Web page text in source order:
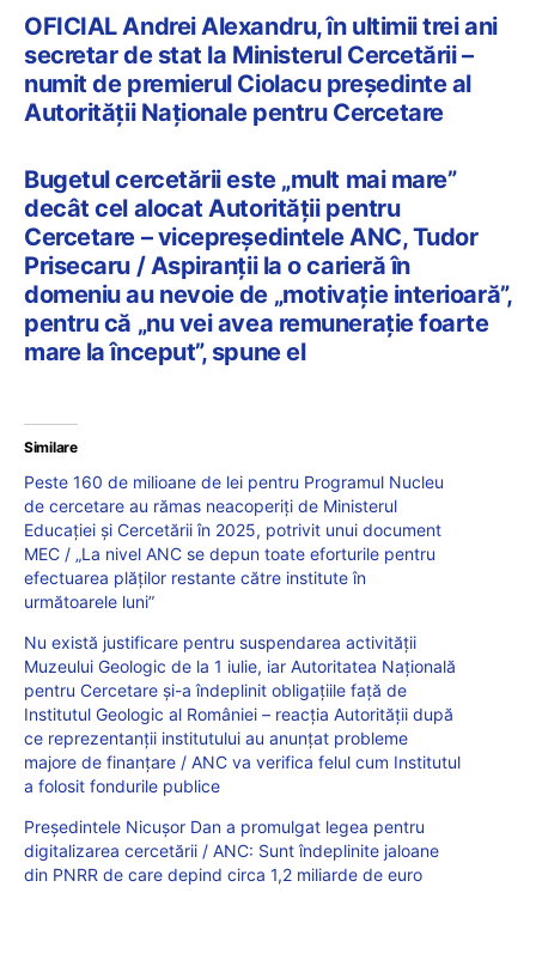
OFICIAL Andrei Alexandru, în ultimii trei ani
secretar de stat la Ministerul Cercetării –
numit de premierul Ciolacu președinte al
Autorității Naționale pentru Cercetare
Bugetul cercetării este „mult mai mare”
decât cel alocat Autorității pentru
Cercetare – vicepreședintele ANC, Tudor
Prisecaru / Aspiranții la o carieră în
domeniu au nevoie de „motivație interioară”,
pentru că „nu vei avea remunerație foarte
mare la început”, spune el
Similare
Peste 160 de milioane de lei pentru Programul Nucleu
de cercetare au rămas neacoperiți de Ministerul
Educației și Cercetării în 2025, potrivit unui document
MEC / „La nivel ANC se depun toate eforturile pentru
efectuarea plăților restante către institute în
următoarele luni”
Nu există justificare pentru suspendarea activității
Muzeului Geologic de la 1 iulie, iar Autoritatea Națională
pentru Cercetare și-a îndeplinit obligațiile față de
Institutul Geologic al României – reacția Autorității după
ce reprezentanții institutului au anunțat probleme
majore de finanțare / ANC va verifica felul cum Institutul
a folosit fondurile publice
Președintele Nicușor Dan a promulgat legea pentru
digitalizarea cercetării / ANC: Sunt îndeplinite jaloane
din PNRR de care depind circa 1,2 miliarde de euro